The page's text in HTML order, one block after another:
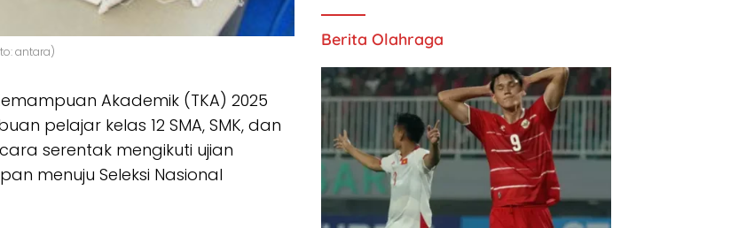
antara)
Akademik (TKA) 2025
pelajar kelas 12 SMA, SMK, dan
serentak mengikuti ujian
menuju Seleksi Nasional
Berita Olahraga